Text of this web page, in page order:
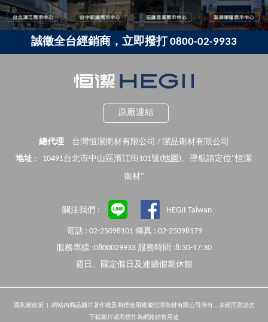
誠徵全台經銷商，立即撥打 0800-02-9933
原廠連結
總代理
台灣恒潔衛材有限公司 / 潔品衛材有限公司
地址 :
10491台北市中山區濱江街101號(地圖 )。導航請定位"恒潔
衛材"
關注我們 : HEGII Taiwan
電話 : 02-25098101 傳真 : 02-25098179
服務專線 :0800029933 服務時間 :8:30-17:30
週日、國定假日及連續假期休館
隱私權政策 | 網站內商品圖片著作權及商標使用權屬恒潔衛材有限公司所有，未經同意請勿
下載圖片或商標作為網路銷售用途